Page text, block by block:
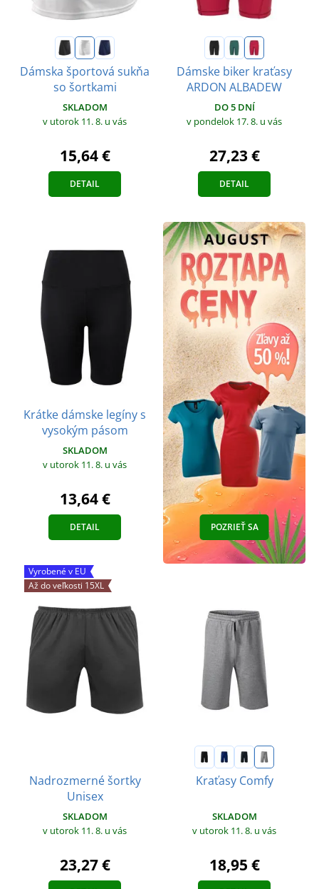
Dámska športová sukňa
so šortkami
SKLADOM
v utorok 11. 8. u vás
15,64 €
DETAIL
Dámske biker kraťasy
ARDON ALBADEW
DO 5 DNÍ
v pondelok 17. 8. u vás
27,23 €
DETAIL
Krátke dámske legíny s
vysokým pásom
SKLADOM
v utorok 11. 8. u vás
13,64 €
DETAIL POZRIEŤ SA
Vyrobené v EU
Až do veľkosti 15XL
Nadrozmerné šortky
Unisex
SKLADOM
v utorok 11. 8. u vás
23,27 €
Kraťasy Comfy
SKLADOM
v utorok 11. 8. u vás
18,95 €